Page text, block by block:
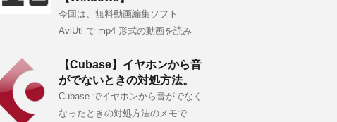
今回は、無料動画編集ソフト
AviUtl で mp4 形式の動画を読み
【Cubase】イヤホンから音
がでないときの対処方法。
Cubase でイヤホンから音がでなく
なったときの対処方法のメモで